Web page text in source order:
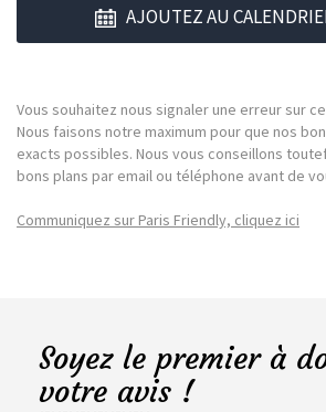
AJOUTEZ AU
Vous souhaitez nous signaler une erreur sur
Nous faisons notre maximum pour que nos
exacts possibles. Nous vous conseillons
bons plans par email ou téléphone avant de
Communiquez sur Paris Friendly, cliquez ici
Soyez le premier à
votre avis !